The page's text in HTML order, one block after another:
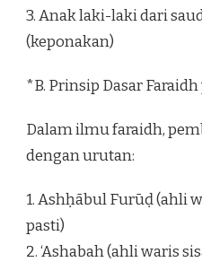
3. Anak laki-laki dari
(keponakan)
*B. Prinsip Dasar
Dalam ilmu faraidh,
dengan urutan:
1. Ashḥābul Furūḍ (ahli
pasti)
2. ‘Ashabah (ahli waris